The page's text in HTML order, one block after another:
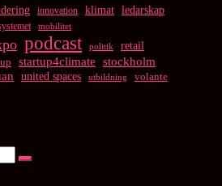
innovation klimat ledarskap
mobilitet
podcast politik retail
startup4climate stockholm
united spaces utbildning volante
Search